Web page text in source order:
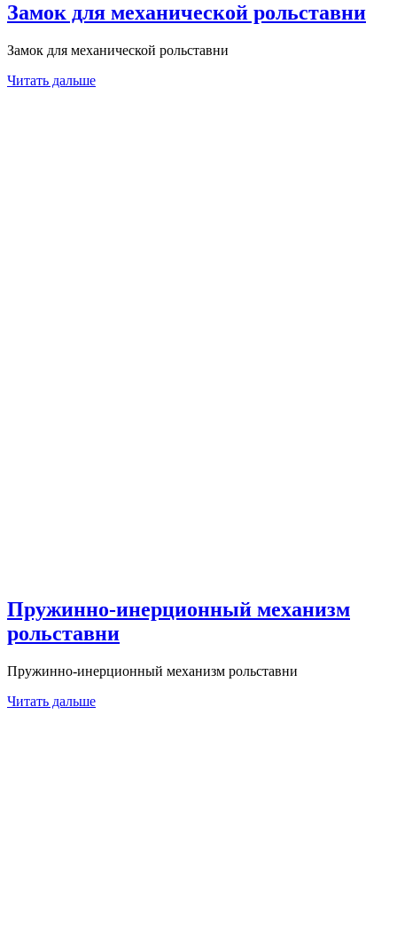
Замок для механической рольставни
Замок для механической рольставни
Читать дальше
Пружинно-инерционный механизм
рольставни
Пружинно-инерционный механизм рольставни
Читать дальше